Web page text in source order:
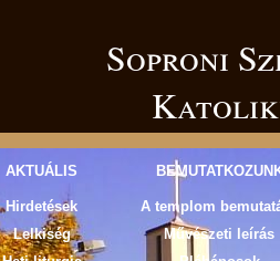
Soproni Szent István Római
AKTUÁLIS
Hirdetések
Lelkiség
A templom
Művészeti leírás